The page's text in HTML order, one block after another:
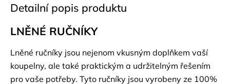
Detailní popis produktu
LNĚNÉ RUČNÍKY
Lněné ručníky jsou nejenom vkusným doplňkem vaší
koupelny, ale také praktickým a udržitelným řešením
pro vaše potřeby. Tyto ručníky jsou vyrobeny ze 100%